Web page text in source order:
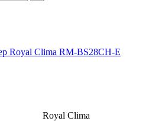
Royal Clima RM-BS28CH-E
Royal Clima